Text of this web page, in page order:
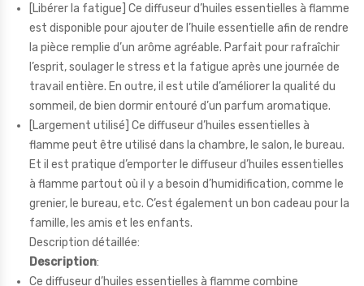
[Libérer la fatigue] Ce diffuseur d’huiles essentielles à flamme
est disponible pour ajouter de l’huile essentielle afin de rendre
la pièce remplie d’un arôme agréable. Parfait pour rafraîchir
l’esprit, soulager le stress et la fatigue après une journée de
travail entière. En outre, il est utile d’améliorer la qualité du
sommeil, de bien dormir entouré d’un parfum aromatique.
[Largement utilisé] Ce diffuseur d’huiles essentielles à
flamme peut être utilisé dans la chambre, le salon, le bureau.
Et il est pratique d’emporter le diffuseur d’huiles essentielles
à flamme partout où il y a besoin d’humidification, comme le
grenier, le bureau, etc. C’est également un bon cadeau pour la
famille, les amis et les enfants.
Description détaillée:
Description:
Ce diffuseur d’huiles essentielles à flamme combine